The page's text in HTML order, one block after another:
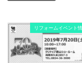
リフォームイベント